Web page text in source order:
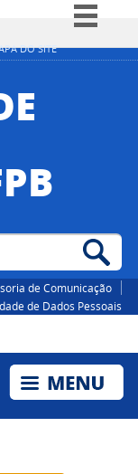
DO SITE
à informação
Canais
de Comunicação
de Dados Pessoais